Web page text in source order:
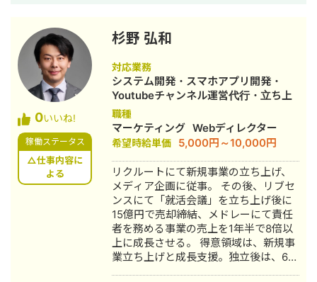
URL＊＊ https://forumyu.co.jp/
の組織を構築し、累計2,000社以上の企
業支援を達成。 組織成長と経営戦略の
策定に貢献。 ▼フリーランス・個人事
業主（2024年4月〜現在） デジタルマ
ーケ・営業・採用・事業企画を横断し
て“集客→受注→採用→事業拡大”までを
一気通貫で支援。 M&A／会社売却プロ
ジェクトでは事業統括責任者を担う。
【主な業務領域】 ・デジタルマーケ支
援：戦略設計、広告運用、SEO/コンテ
ンツ、効果測定と改善 ・セールス支
援：戦略設計、インサイドセールス設
計、パイプライン管理 ・採用支援（ウ
ェブ採用特化）：採用戦略、母集団形
成、候補者体験の設計・改善 ・経営/事
業企画支援：KPI設計、事業計画・実行
PM、アライアンス推進 ・ウェビナー
支援：テーマ設計、集客導線、運営、
0いいね!
稼働ステータス
△仕事内容に
よる
杉野 弘和
対応業務
システム開発・スマホアプリ開発・
Youtubeチャンネル運営代行・立ち上
げ・SEO対策・新規事業立上・オウン
ドメディア制作・構築・運用代行・動
画制作・動画編集・営業代行
職種
マーケティング Webディレクター
希望時給単価 5,000円～10,000円
リクルートにて新規事業の立ち上げ、
メディア企画に従事。 その後、リブセ
ンスにて「就活会議」を立ち上げ後に
15億円で売却締結、メドレーにて責任
者を務める事業の売上を1年半で8倍以
上に成長させる。 得意領域は、新規事
業立ち上げと成長支援。独立後は、6事